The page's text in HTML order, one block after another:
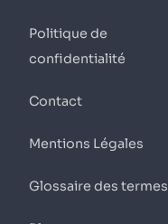
Politique de
confidentialité
Contact
Mentions Légales
Glossaire des termes